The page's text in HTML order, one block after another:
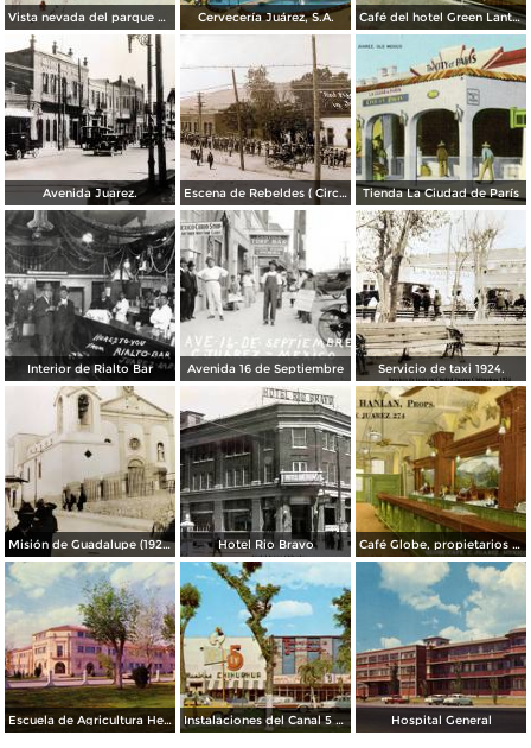
Vista nevada del parque El Chamizal Cervecería Juárez, S.A. Café del hotel Green Lantern Inn
Avenida Juarez. Escena de Rebeldes ( Circulada el 8 de Diciembre de 1913 ). Tienda La Ciudad de París
Interior de Rialto Bar Avenida 16 de Septiembre Servicio de taxi 1924.
Misión de Guadalupe (1924) Hotel Rio Bravo Café Globe, propietarios Mooney & Hanlan
Escuela de Agricultura Hermanos Escobar Instalaciones del Canal 5 XEJ TV Hospital General